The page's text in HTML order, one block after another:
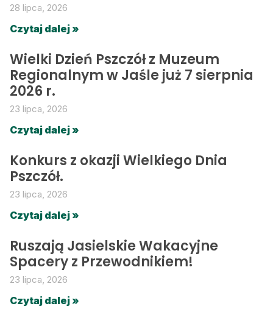
28 lipca, 2026
Czytaj dalej »
Wielki Dzień Pszczół z Muzeum
Regionalnym w Jaśle już 7 sierpnia
2026 r.
23 lipca, 2026
Czytaj dalej »
Konkurs z okazji Wielkiego Dnia
Pszczół.
23 lipca, 2026
Czytaj dalej »
Ruszają Jasielskie Wakacyjne
Spacery z Przewodnikiem!
23 lipca, 2026
Czytaj dalej »